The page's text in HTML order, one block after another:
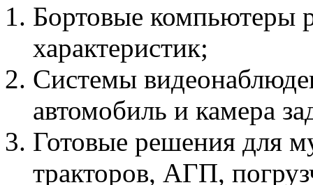
Бортовые компьютеры
характеристик;
Системы
автомобиль и камера
Готовые решения для
тракторов, АГП,